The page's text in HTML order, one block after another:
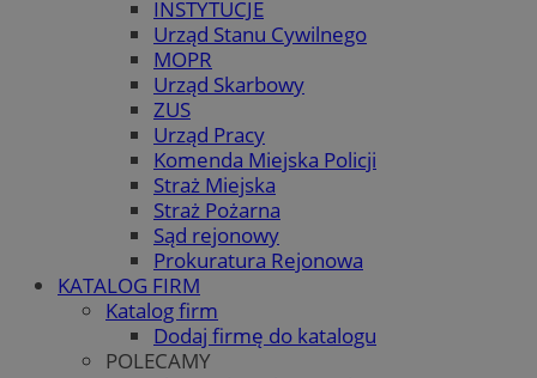
INSTYTUCJE
Urząd Stanu Cywilnego
MOPR
Urząd Skarbowy
ZUS
Urząd Pracy
Komenda Miejska Policji
Straż Miejska
Straż Pożarna
Sąd rejonowy
Prokuratura Rejonowa
KATALOG FIRM
Katalog firm
Dodaj firmę do katalogu
POLECAMY